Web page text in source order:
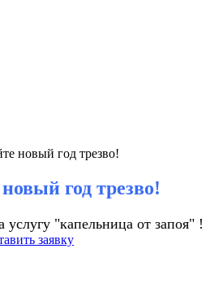
год трезво!
"капельница от запоя" !
заявку